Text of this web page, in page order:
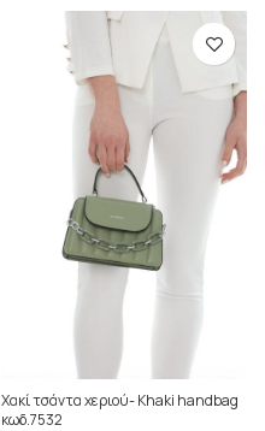
Χακί τσάντα χεριού- Khaki handbag
κωδ.7532